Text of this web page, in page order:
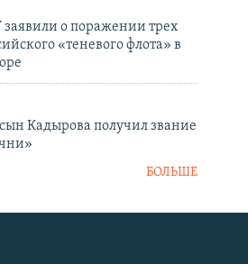
о поражении трех
«теневого флота» в
Кадырова получил звание
БОЛЬШЕ